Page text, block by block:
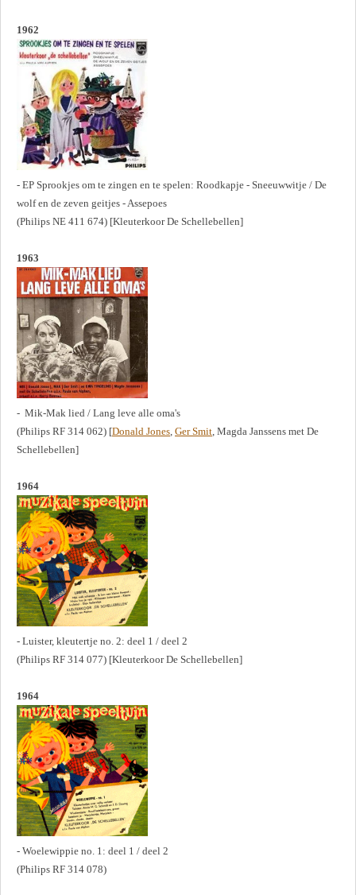
1962
- EP Sprookjes om te zingen en te spelen: Roodkapje - Sneeuwwitje / De
wolf en de zeven geitjes - Assepoes
(Philips NE 411 674) [Kleuterkoor De Schellebellen]
1963
- Mik-Mak lied / Lang leve alle oma's
(Philips RF 314 062) [Donald Jones, Ger Smit, Magda Janssens met De
Schellebellen]
1964
- Luister, kleutertje no. 2: deel 1 / deel 2
(Philips RF 314 077) [Kleuterkoor De Schellebellen]
1964
- Woelewippie no. 1: deel 1 / deel 2
(Philips RF 314 078)